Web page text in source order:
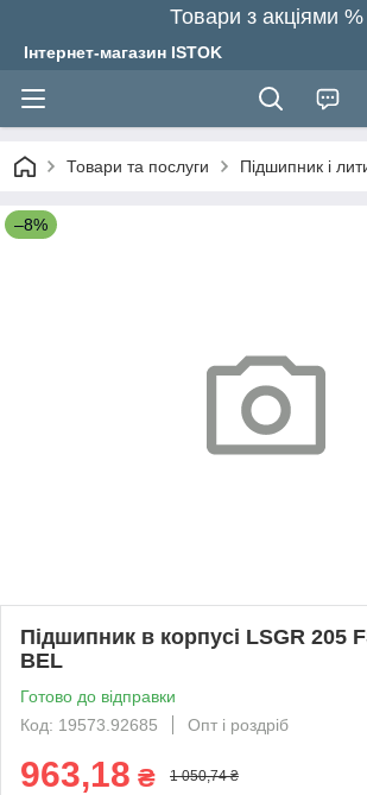
Товари з акціями %
Інтернет-магазин ISTOK
Товари та послуги Підшипник і
–8%
Підшипник в корпусі LSGR 205
BEL
Готово до відправки
Код: 19573.92685
Опт і роздріб
963,18 ₴ 1 050,74 ₴